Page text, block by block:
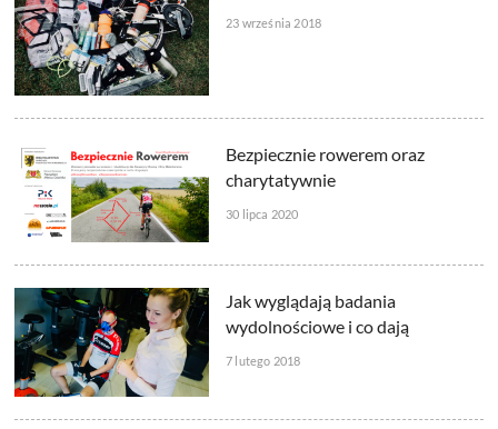
23 września 2018
Bezpiecznie rowerem oraz
charytatywnie
30 lipca 2020
Jak wyglądają badania
wydolnościowe i co dają
7 lutego 2018